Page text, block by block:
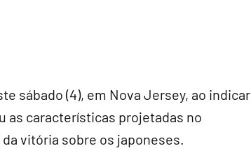
sábado (4), em Nova Jersey, ao indicar
as características projetadas no
vitória sobre os japoneses.